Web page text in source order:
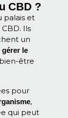
CBD ?
palais et
Ils
un
gérer le
être
pour
,
qui peut